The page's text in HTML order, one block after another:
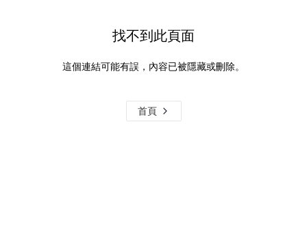
找不到此頁面
這個連結可能有誤，內容已被隱藏或刪除。
首頁